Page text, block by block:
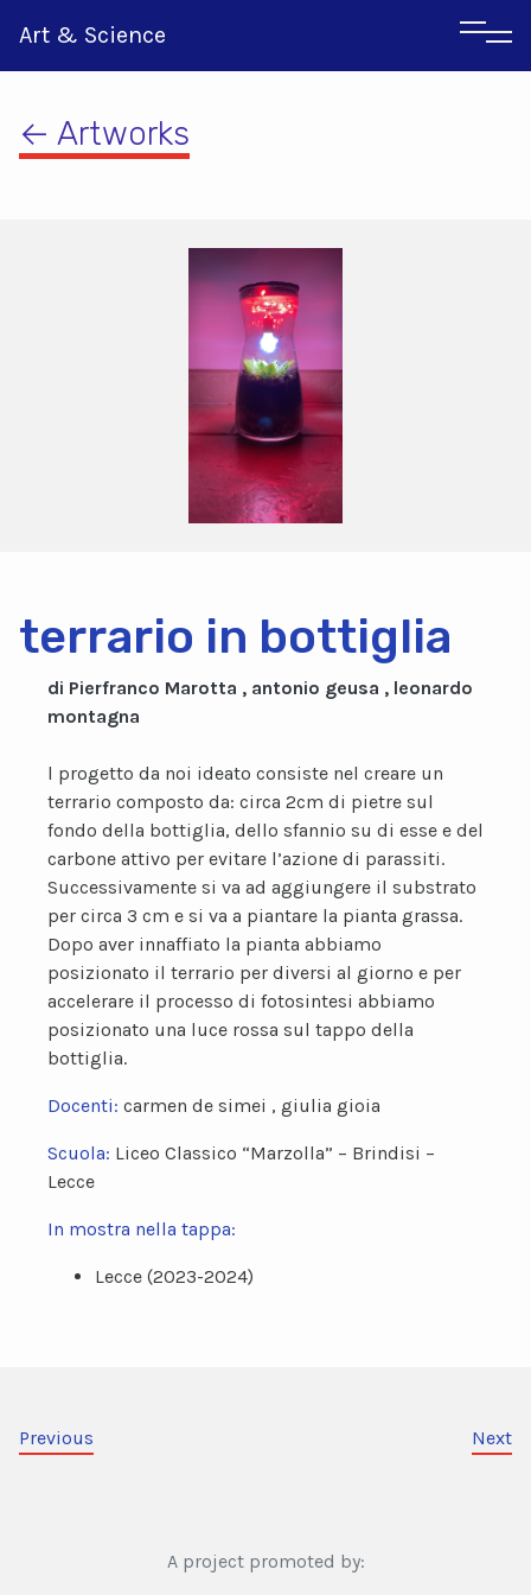
Art & Science
← Artworks
terrario in bottiglia
di Pierfranco Marotta , antonio geusa , leonardo
montagna
l progetto da noi ideato consiste nel creare un
terrario composto da: circa 2cm di pietre sul
fondo della bottiglia, dello sfannio su di esse e del
carbone attivo per evitare l’azione di parassiti.
Successivamente si va ad aggiungere il substrato
per circa 3 cm e si va a piantare la pianta grassa.
Dopo aver innaffiato la pianta abbiamo
posizionato il terrario per diversi al giorno e per
accelerare il processo di fotosintesi abbiamo
posizionato una luce rossa sul tappo della
bottiglia.
Docenti: carmen de simei , giulia gioia
Scuola: Liceo Classico “Marzolla” – Brindisi –
Lecce
In mostra nella tappa:
Lecce (2023-2024)
Previous Next
A project promoted by: